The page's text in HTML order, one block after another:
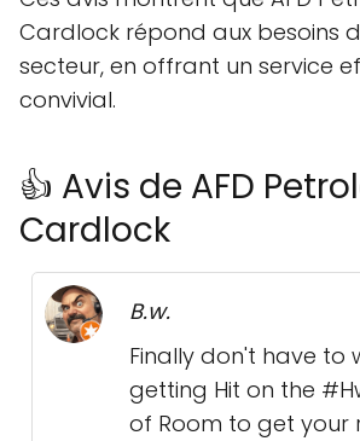
Cardlock répond aux besoins
secteur, en offrant un service
convivial.
👍 Avis de AFD
Cardlock
B.w.
Finally don't have to
getting Hit on the
of Room to get your